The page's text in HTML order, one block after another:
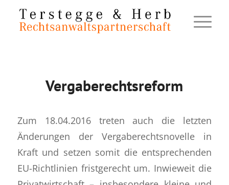
Vergaberechtsreform
Zum 18.04.2016 treten auch die letzten
Änderungen der Vergaberechtsnovelle in
Kraft und setzen somit die entsprechenden
EU-Richtlinien fristgerecht um. Inwieweit die